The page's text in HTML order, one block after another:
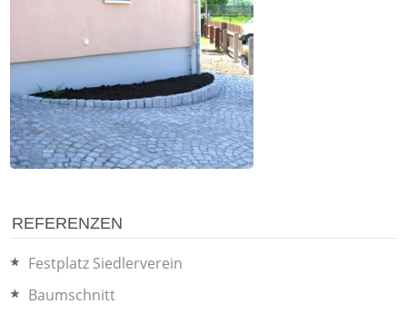
REFERENZEN
Festplatz Siedlerverein
Baumschnitt